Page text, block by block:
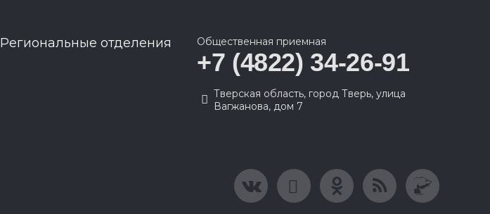
Региональные отделения Общественная приемная
+7 (4822) 34-26-91
Тверская область, город Тверь, улица
Вагжанова, дом 7